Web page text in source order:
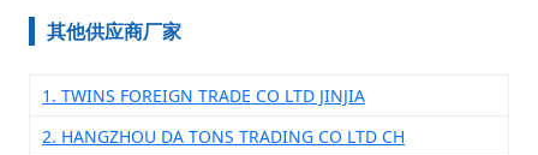
其他供应商厂家
1. TWINS FOREIGN TRADE CO LTD JINJIA
2. HANGZHOU DA TONS TRADING CO LTD CH